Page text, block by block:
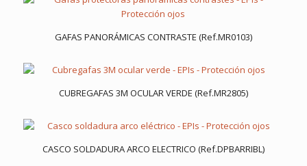
GAFAS PANORÁMICAS CONTRASTE (Ref.MR0103)
CUBREGAFAS 3M OCULAR VERDE (Ref.MR2805)
CASCO SOLDADURA ARCO ELECTRICO (Ref.DPBARRIBL)